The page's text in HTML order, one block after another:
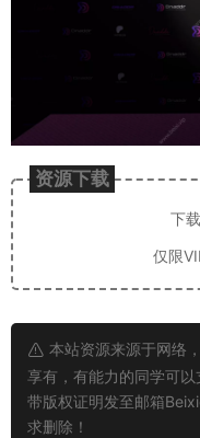
资源下载
下
仅限
本站资源来源于网络
享有，有能力的同学可
带版权证明发至邮箱
求删除！